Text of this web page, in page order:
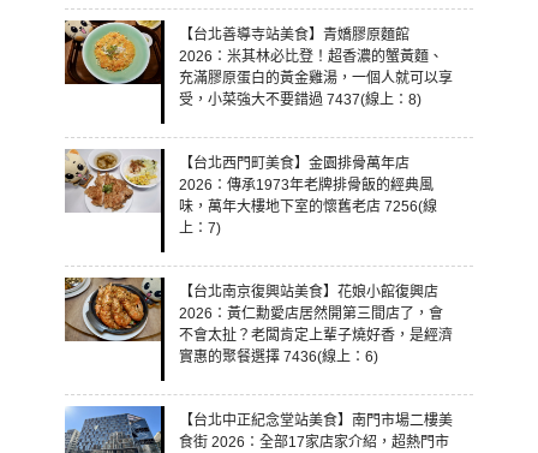
【台北善導寺站美食】青嬌膠原麵館
2026：米其林必比登！超香濃的蟹黃麵、
充滿膠原蛋白的黃金雞湯，一個人就可以享
受，小菜強大不要錯過 7437(線上：8)
【台北西門町美食】金園排骨萬年店
2026：傳承1973年老牌排骨飯的經典風
味，萬年大樓地下室的懷舊老店 7256(線
上：7)
【台北南京復興站美食】花娘小館復興店
2026：黃仁勳愛店居然開第三間店了，會
不會太扯？老闆肯定上輩子燒好香，是經濟
實惠的聚餐選擇 7436(線上：6)
【台北中正紀念堂站美食】南門市場二樓美
食街 2026：全部17家店家介紹，超熱門市